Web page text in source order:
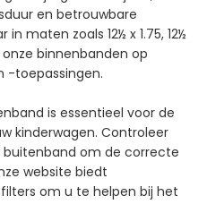
en betrouwbare
maten zoals 12½ x 1.75, 12½
onze binnenbanden op
-toepassingen.
is essentieel voor de
kinderwagen. Controleer
om de correcte
website biedt
om u te helpen bij het